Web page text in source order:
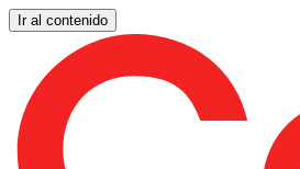
Ir al contenido